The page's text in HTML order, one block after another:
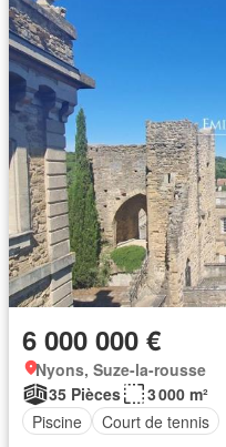
6 000 000 €
Nyons, Suze-la-rousse
35 Pièces
3 000 m²
Piscine
Court de tennis